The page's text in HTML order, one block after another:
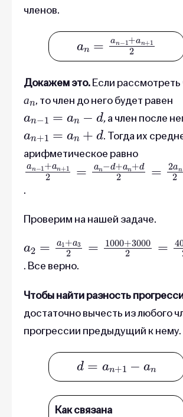
членов.
n−1 +an+1
Докажем это.Если рассмотреть
а
а n
, то член до него будет равен
n− −d
,а член после
n 1 +d
. Тогда их
арифметическое равно
an −1+an =an−d+an 2=
.
Проверим на нашей задаче.
1+a32 1000+3000 =
. Все верно.
Чтобы найти разность
достаточно вычесть из любого
прогрессии предыдущий к нему.
d
Как связана